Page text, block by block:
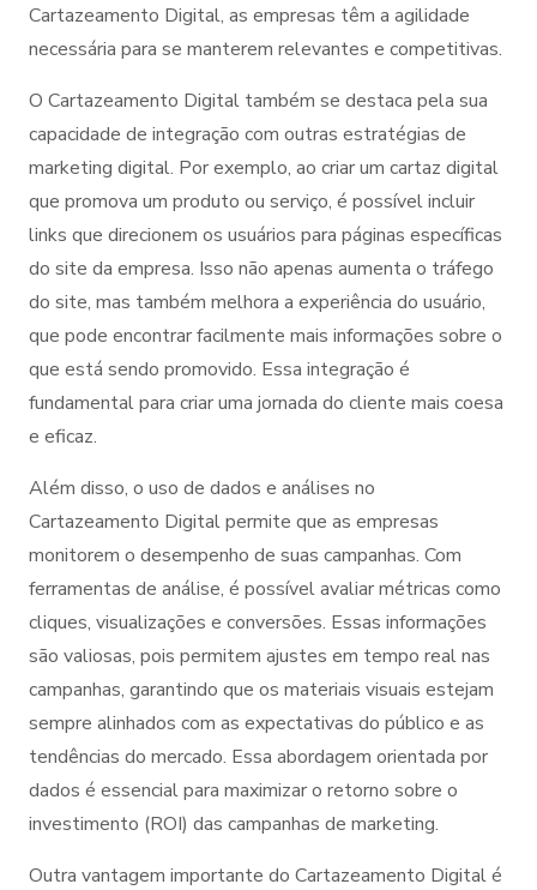
Cartazeamento Digital, as empresas têm a agilidade
necessária para se manterem relevantes e competitivas.
O Cartazeamento Digital também se destaca pela sua
capacidade de integração com outras estratégias de
marketing digital. Por exemplo, ao criar um cartaz digital
que promova um produto ou serviço, é possível incluir
links que direcionem os usuários para páginas específicas
do site da empresa. Isso não apenas aumenta o tráfego
do site, mas também melhora a experiência do usuário,
que pode encontrar facilmente mais informações sobre o
que está sendo promovido. Essa integração é
fundamental para criar uma jornada do cliente mais coesa
e eficaz.
Além disso, o uso de dados e análises no
Cartazeamento Digital permite que as empresas
monitorem o desempenho de suas campanhas. Com
ferramentas de análise, é possível avaliar métricas como
cliques, visualizações e conversões. Essas informações
são valiosas, pois permitem ajustes em tempo real nas
campanhas, garantindo que os materiais visuais estejam
sempre alinhados com as expectativas do público e as
tendências do mercado. Essa abordagem orientada por
dados é essencial para maximizar o retorno sobre o
investimento (ROI) das campanhas de marketing.
Outra vantagem importante do Cartazeamento Digital é